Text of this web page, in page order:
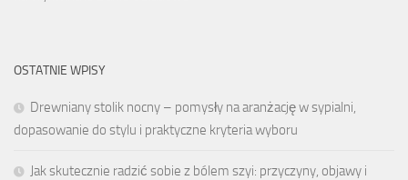
OSTATNIE WPISY
Drewniany stolik nocny – pomysły na aranżację w sypialni,
dopasowanie do stylu i praktyczne kryteria wyboru
Jak skutecznie radzić sobie z bólem szyi: przyczyny, objawy i